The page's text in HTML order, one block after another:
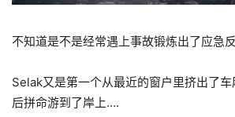
不知道是不是经常遇上事故锻炼出了应急反
Selak又是第一个从最近的窗户里挤出了
后拼命游到了岸上….